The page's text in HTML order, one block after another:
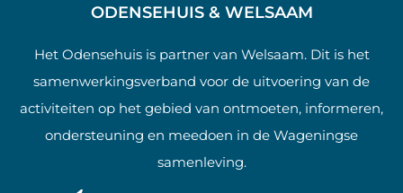
ODENSEHUIS & WELSAAM
Het Odensehuis is partner van Welsaam. Dit is het
samenwerkingsverband voor de uitvoering van de
activiteiten op het gebied van ontmoeten, informeren,
ondersteuning en meedoen in de Wageningse
samenleving.